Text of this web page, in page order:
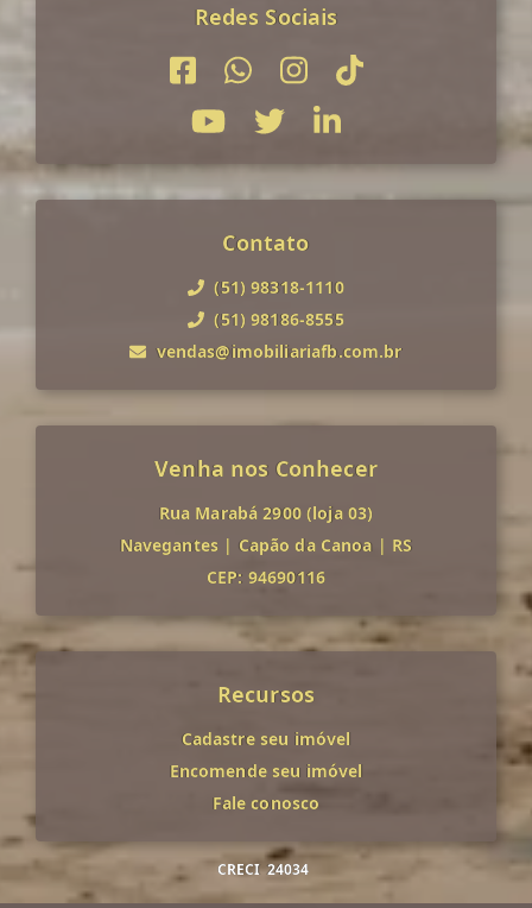
Redes Sociais
Contato
(51) 98318-1110
(51) 98186-8555
vendas@imobiliariafb.com.br
Venha nos Conhecer
Rua Marabá 2900 (loja 03)
Navegantes | Capão da Canoa | RS
CEP: 94690116
Recursos
Cadastre seu imóvel
Encomende seu imóvel
Fale conosco
CRECI 24034